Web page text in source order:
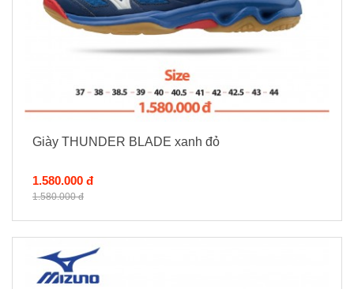
Giày THUNDER BLADE xanh đỏ
1.580.000 đ
1.580.000 đ